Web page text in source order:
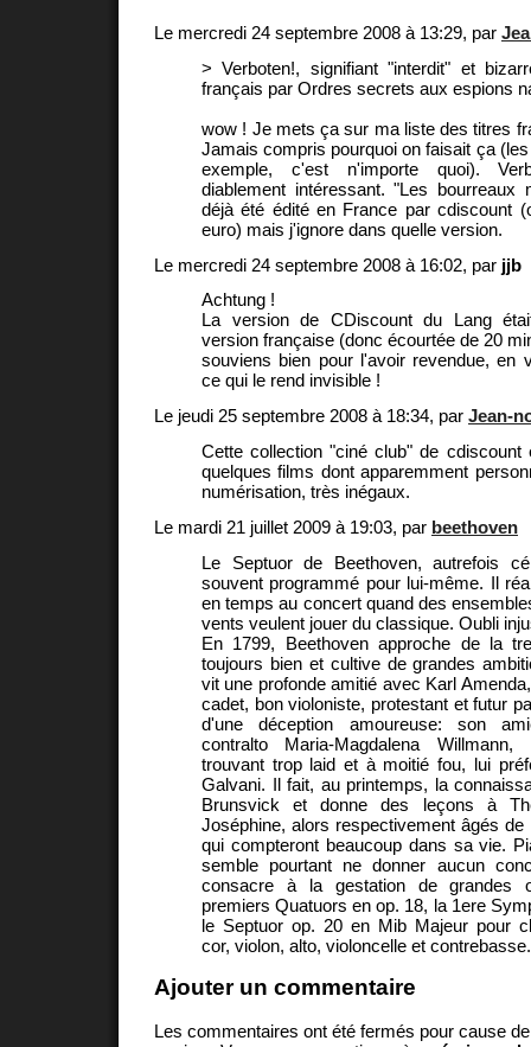
Le mercredi 24 septembre 2008 à 13:29, par
> Verboten!, signifiant "interdit" et
français par Ordres secrets aux espions
wow ! Je mets ça sur ma liste des titres
Jamais compris pourquoi on faisait ça
exemple, c'est n'importe quoi).
diablement intéressant. "Les bourreaux
déjà été édité en France par cdiscount
euro) mais j'ignore dans quelle version.
Le mercredi 24 septembre 2008 à 16:02, par jjb
Achtung !
La version de CDiscount du Lang
version française (donc écourtée de 20
souviens bien pour l'avoir revendue, en
ce qui le rend invisible !
Le jeudi 25 septembre 2008 à 18:34, par Jean-
Cette collection "ciné club" de
quelques films dont apparemment
numérisation, très inégaux.
Le mardi 21 juillet 2009 à 19:03, par beethoven
Le Septuor de Beethoven, autrefois
souvent programmé pour lui-même. Il
en temps au concert quand des
vents veulent jouer du classique. Oubli
En 1799, Beethoven approche de la
toujours bien et cultive de grandes
vit une profonde amitié avec Karl
cadet, bon violoniste, protestant et futur
d'une déception amoureuse: son
contralto Maria-Magdalena
trouvant trop laid et à moitié fou, lui
Galvani. Il fait, au printemps, la
Brunsvick et donne des leçons à
Joséphine, alors respectivement âgés
qui compteront beaucoup dans sa vie.
semble pourtant ne donner aucun
consacre à la gestation de grandes
premiers Quatuors en op. 18, la 1ere
le Septuor op. 20 en Mib Majeur pour
cor, violon, alto, violoncelle et contrebasse.
Ajouter un commentaire
Les commentaires ont été fermés pour cause